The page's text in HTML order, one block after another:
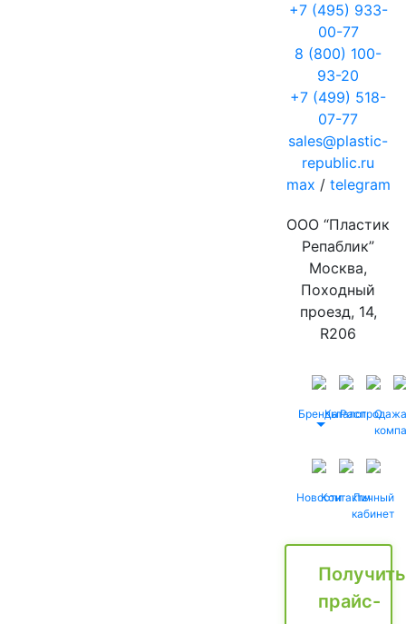
+7 (495) 933-
00-77
8 (800) 100-
93-20
+7 (499) 518-
07-77
sales@plastic-
republic.ru
max / telegram
ООО “Пластик
Репаблик”
Москва,
Походный
проезд, 14,
R206
БрендыКаталог
Распродажа
О
НовостиКонтактыЛичный
кабинет
Получить
прайс-